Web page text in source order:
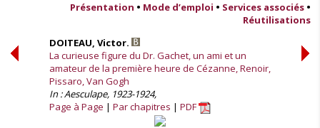
Présentation • Mode d’emploi • Services associés •
Réutilisations
DOITEAU, Victor.
La curieuse figure du Dr. Gachet, un ami et un
amateur de la première heure de Cézanne, Renoir,
Pissaro, Van Gogh
In : Aesculape, 1923-1924,
Page à Page
Par chapitres PDF